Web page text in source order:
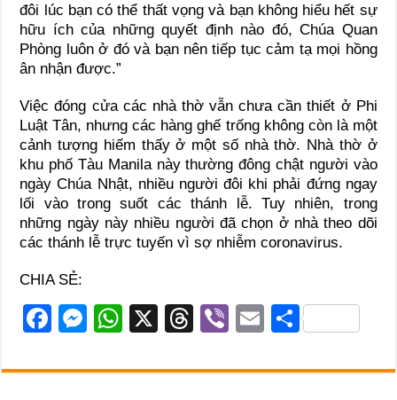
đôi lúc bạn có thể thất vọng và bạn không hiểu hết sự
hữu ích của những quyết định nào đó, Chúa Quan
Phòng luôn ở đó và bạn nên tiếp tục cảm tạ mọi hồng
ân nhận được.”
Việc đóng cửa các nhà thờ vẫn chưa cần thiết ở Phi
Luật Tân, nhưng các hàng ghế trống không còn là một
cảnh tượng hiếm thấy ở một số nhà thờ. Nhà thờ ở
khu phố Tàu Manila này thường đông chật người vào
ngày Chúa Nhật, nhiều người đôi khi phải đứng ngay
lối vào trong suốt các thánh lễ. Tuy nhiên, trong
những ngày này nhiều người đã chọn ở nhà theo dõi
các thánh lễ trực tuyến vì sợ nhiễm coronavirus.
CHIA SẺ:
F
c
M
ss
W
at
X
T
e
Vi
er
E
ail
S
ar